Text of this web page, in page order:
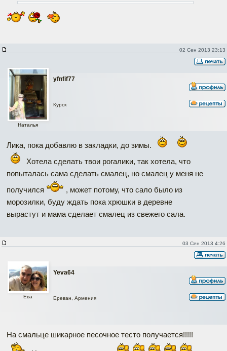
02 Сен 2013 23:13
yfnfif77
Наталья
Курск
Лика, пока добавлю в закладки, до зимы.
Хотела сделать твои рогалики, так хотела, что
попыталась сама сделать смалец, но смалец у меня не
получился
, может потому, что сало было из
морозилки, буду ждать пока хрюшки в деревне
вырастут и мама сделает смалец из свежего сала.
03 Сен 2013 4:26
Yeva64
Ева Ереван, Армения
На смальце шикарное песочное тесто получается!!!!!